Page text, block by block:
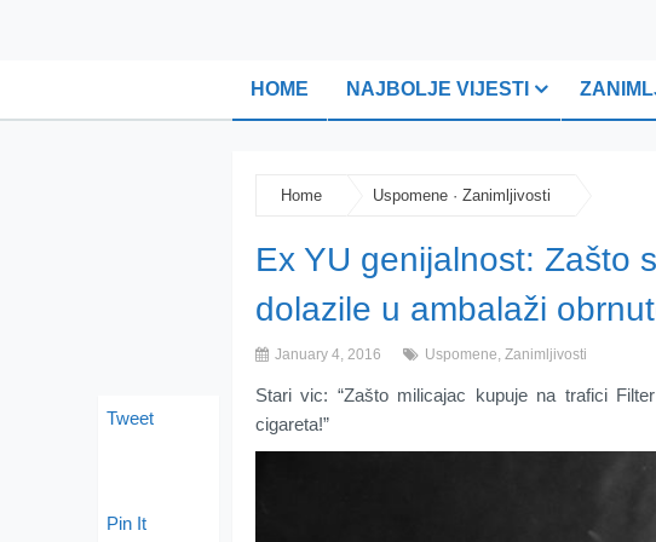
HOME NAJBOLJE VIJESTI
Home Uspomene · Zanimljivosti
Ex YU genijalnost: Zašto
dolazile u ambalaži
January 4, 2016 Uspomene, Zanimljivosti
Stari vic: “Zašto milicajac kupuje na trafici
cigareta!”
Tweet
Pin It